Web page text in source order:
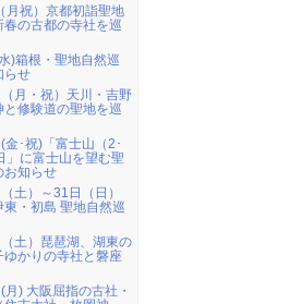
月祝）京都初詣聖地
春の古都の寺社を巡
)箱根・聖地自然巡
らせ
月・祝）天川・吉野
と修験道の聖地を巡
金･祝)「富士山（2･
」に富士山を望む聖
お知らせ
土）～31日（日）
東・初島 聖地自然巡
土）琵琶湖、湖東の
ゆかりの寺社と磐座
) 大阪屈指の古社・